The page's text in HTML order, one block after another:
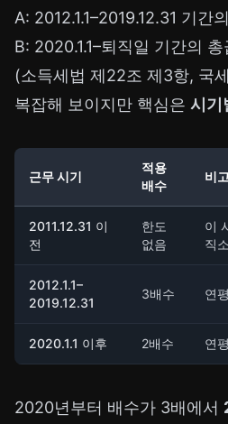
A: 2012.1.1–2019.12.31 기간
B: 2020.1.1–퇴직일 기간의
(소득세법 제22조 제3항, 국
복잡해 보이지만 핵심은 시기
근무 시기
적용
배수
비고
2011.12.31 이
전
한도
없음
이
직
2012.1.1–
2019.12.31
3배수 연
2020.1.1 이후 2배수 연
2020년부터 배수가 3배에서